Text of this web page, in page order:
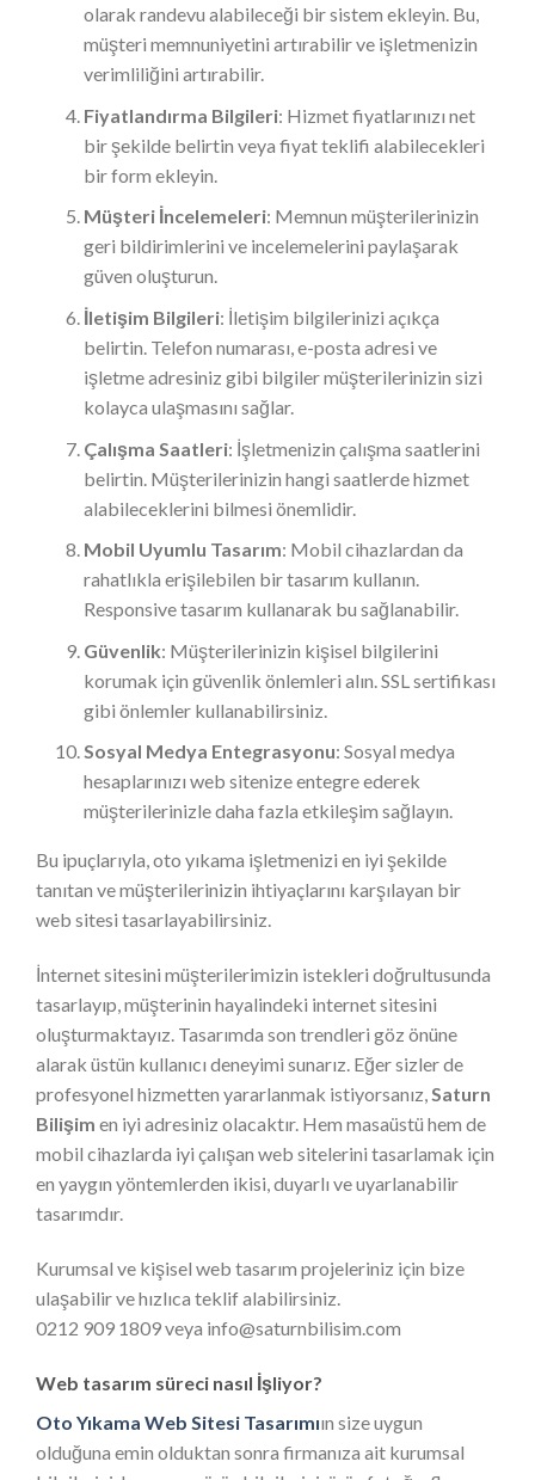
olarak randevu alabileceği bir sistem ekleyin. Bu,
müşteri memnuniyetini artırabilir ve işletmenizin
verimliliğini artırabilir.
Fiyatlandırma Bilgileri: Hizmet fiyatlarınızı net
bir şekilde belirtin veya fiyat teklifi alabilecekleri
bir form ekleyin.
Müşteri İncelemeleri: Memnun müşterilerinizin
geri bildirimlerini ve incelemelerini paylaşarak
güven oluşturun.
İletişim Bilgileri: İletişim bilgilerinizi açıkça
belirtin. Telefon numarası, e-posta adresi ve
işletme adresiniz gibi bilgiler müşterilerinizin sizi
kolayca ulaşmasını sağlar.
Çalışma Saatleri: İşletmenizin çalışma saatlerini
belirtin. Müşterilerinizin hangi saatlerde hizmet
alabileceklerini bilmesi önemlidir.
Mobil Uyumlu Tasarım: Mobil cihazlardan da
rahatlıkla erişilebilen bir tasarım kullanın.
Responsive tasarım kullanarak bu sağlanabilir.
Güvenlik: Müşterilerinizin kişisel bilgilerini
korumak için güvenlik önlemleri alın. SSL sertifikası
gibi önlemler kullanabilirsiniz.
Sosyal Medya Entegrasyonu: Sosyal medya
hesaplarınızı web sitenize entegre ederek
müşterilerinizle daha fazla etkileşim sağlayın.
Bu ipuçlarıyla, oto yıkama işletmenizi en iyi şekilde
tanıtan ve müşterilerinizin ihtiyaçlarını karşılayan bir
web sitesi tasarlayabilirsiniz.
İnternet sitesini müşterilerimizin istekleri doğrultusunda
tasarlayıp, müşterinin hayalindeki internet sitesini
oluşturmaktayız. Tasarımda son trendleri göz önüne
alarak üstün kullanıcı deneyimi sunarız. Eğer sizler de
profesyonel hizmetten yararlanmak istiyorsanız,Saturn
Bilişim en iyi adresiniz olacaktır. Hem masaüstü hem de
mobil cihazlarda iyi çalışan web sitelerini tasarlamak için
en yaygın yöntemlerden ikisi, duyarlı ve uyarlanabilir
tasarımdır.
Kurumsal ve kişisel web tasarım projeleriniz için bize
ulaşabilir ve hızlıca teklif alabilirsiniz.
0212 909 1809 veya info@saturnbilisim.com
Web tasarım süreci nasıl İşliyor?
Oto Yıkama Web Sitesi Tasarımıın size uygun
olduğuna emin olduktan sonra firmanıza ait kurumsal